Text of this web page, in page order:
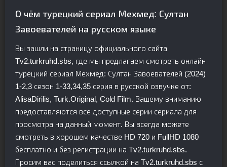
О чём турецкий сериал Мехмед: Султан
Завоевателей на русском языке
Вы зашли на страницу официального сайта
Tv2.turkruhd.sbs, где мы предлагаем смотреть онлайн
турецкий сериал Мехмед: Султан Завоевателей (2024)
1-2,3 сезон 1-33,34,35 серия в русской озвучке от:
AlisaDirilis, Turk.Original, Cold Film. Вашему вниманию
предоставляются все доступные серии сериала для
просмотра на данный момент. Вы всегда можете
смотреть в хорошем качестве HD 720 и FullHD 1080
бесплатно и без регистрации на Tv2.turkruhd.sbs.
Просим вас поделиться ссылкой на Tv2.turkruhd.sbs с